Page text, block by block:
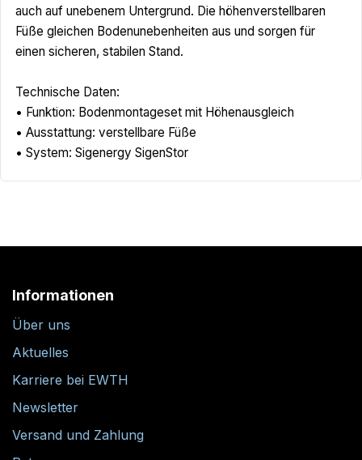
auch auf unebenem Untergrund. Die höhenverstellbaren
Füße gleichen Bodenunebenheiten aus und sorgen für
einen sicheren, stabilen Stand.
Technische Daten:
• Funktion: Bodenmontageset mit Höhenausgleich
• Ausstattung: verstellbare Füße
• System: Sigenergy SigenStor
Informationen
Über uns
Aktuelles
Karriere bei EWTH
Newsletter
Versand und Zahlung